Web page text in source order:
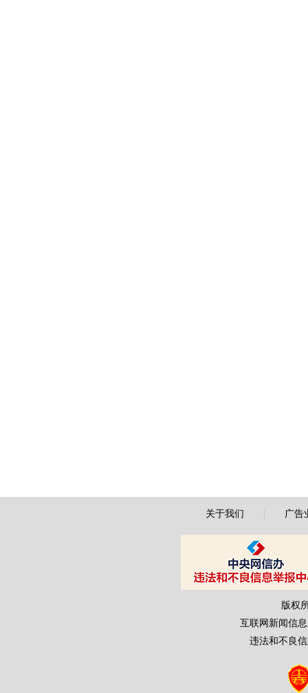
关于我们 广告
版权
互联网新闻信
违法和不良信